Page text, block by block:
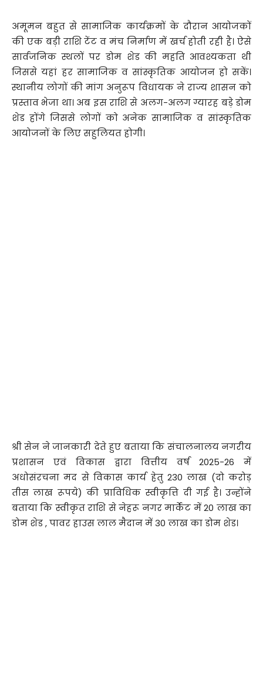
अमूमन बहुत से सामाजिक कार्यक्रमों के दौरान आयोजकों
की एक बड़ी राशि टेंट व मंच निर्माण में खर्च होती रही है। ऐसे
सार्वजनिक स्थलों पर डोम शेड की महति आवश्यकता थी
जिससे यहां हर सामाजिक व सांस्कृतिक आयोजन हो सकें।
स्थानीय लोगों की मांग अनुरूप विधायक ने राज्य शासन को
प्रस्ताव भेजा था। अब इस राशि से अलग-अलग ग्यारह बड़े डोम
शेड होंगे जिससे लोगों को अनेक सामाजिक व सांस्कृतिक
आयोजनों के लिए सहुलियत होगी।
श्री सेन ने जानकारी देते हुए बताया कि संचालनालय नगरीय
प्रशासन एवं विकास द्वारा वित्तीय वर्ष 2025-26 में
अधोसंरचना मद से विकास कार्य हेतु 230 लाख (दो करोड़
तीस लाख रूपये) की प्राविधिक स्वीकृत्ति दी गई है। उन्होंने
बताया कि स्वीकृत राशि से नेहरू नगर मार्केट में 20 लाख का
डोम शेड , पावर हाउस लाल मैदान में 30 लाख का डोम शेड।